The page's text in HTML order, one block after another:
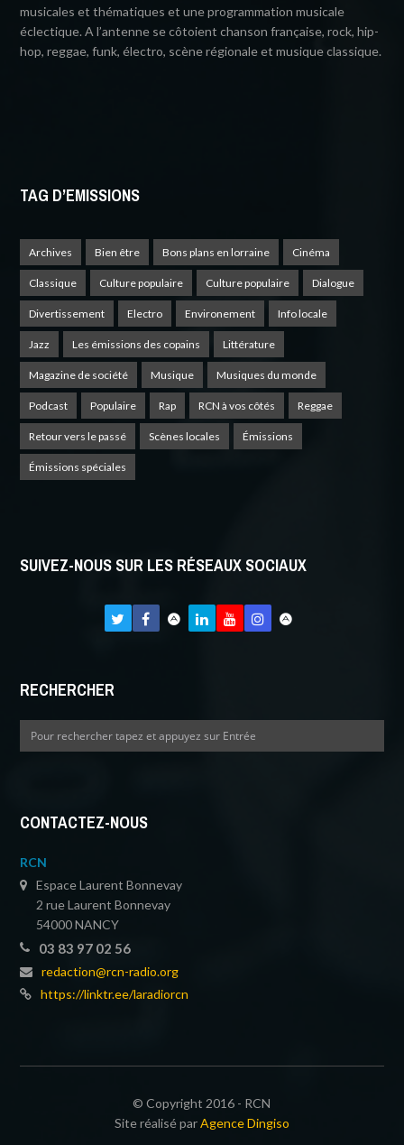
musicales et thématiques et une programmation musicale
éclectique. A l’antenne se côtoient chanson française, rock, hip-
hop, reggae, funk, électro, scène régionale et musique classique.
TAG D’EMISSIONS
Archives Bien être Bons plans en lorraine Cinéma
Classique Culture populaire Culture populaire Dialogue
Divertissement Electro Environement Info locale
Jazz Les émissions des copains Littérature
Magazine de société Musique Musiques du monde
Podcast Populaire Rap RCN à vos côtés Reggae
Retour vers le passé Scènes locales Émissions
Émissions spéciales
SUIVEZ-NOUS SUR LES RÉSEAUX SOCIAUX
RECHERCHER
CONTACTEZ-NOUS
RCN
Espace Laurent Bonnevay
2 rue Laurent Bonnevay
54000 NANCY
03 83 97 02 56
redaction@rcn-radio.org
https://linktr.ee/laradiorcn
© Copyright 2016 - RCN
Site réalisé parAgence Dingiso